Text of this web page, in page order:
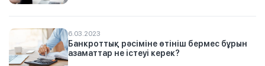
6.03.2023
Банкроттық рәсіміне өтініш бермес бұрын
азаматтар не істеуі керек?